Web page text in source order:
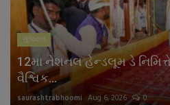
ગુજરાત
12મા નેશનલ હેન્ડલૂમ ડે
વૈશ્વિક...
saurashtrabhoomi Aug 6, 2026 0